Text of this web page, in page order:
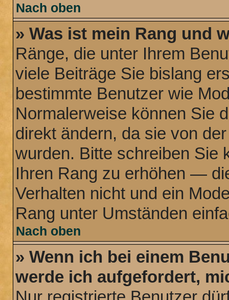
Nach oben
» Was ist mein Rang und
Ränge, die unter Ihrem
viele Beiträge Sie bislang
bestimmte Benutzer wie
Normalerweise können Sie
direkt ändern, da sie von
wurden. Bitte schreiben Sie
Ihren Rang zu erhöhen —
Verhalten nicht und ein
Rang unter Umständen
Nach oben
» Wenn ich bei einem
werde ich aufgefordert,